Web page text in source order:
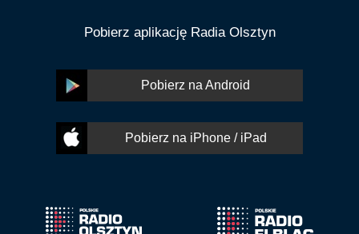
Pobierz aplikację Radia Olsztyn
Pobierz na Android
Pobierz na iPhone / iPad